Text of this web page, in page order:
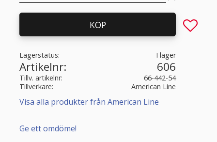
KÖP Lägg till
Lagerstatus I lager
Artikelnr 606
Tillv. artikelnr
66-442-54
Tillverkare
American Line
Visa alla produkter från American Line
Ge ett omdöme!